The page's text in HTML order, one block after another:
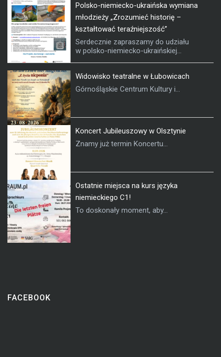
Polsko-niemiecko-ukraińska wymiana
młodzieży „Zrozumieć historię –
kształtować teraźniejszość”
Serdecznie zapraszamy do udziału
w polsko-niemiecko-ukraińskiej...
Widowisko teatralne w Łubowicach
Górnośląskie Centrum Kultury i...
Koncert Jubileuszowy w Olsztynie
Znamy już termin Koncertu...
Ostatnie miejsca na kurs języka
niemieckiego C1!
To doskonały moment, aby...
FACEBOOK